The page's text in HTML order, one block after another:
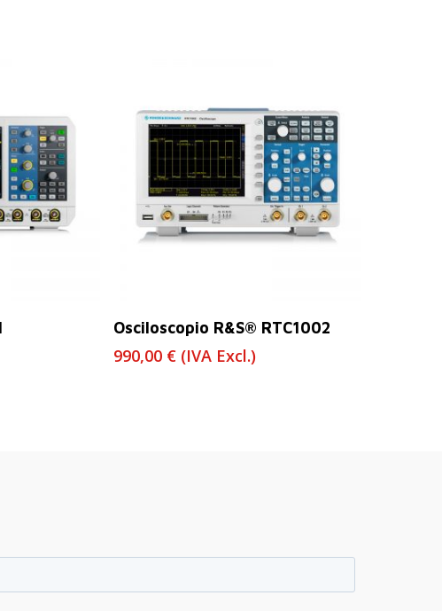
Leer Más
Osciloscopio R&S® RTC1002
990,00 € (IVA Excl.)